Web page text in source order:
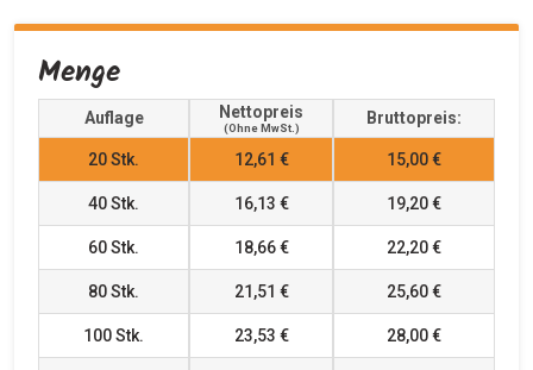
Menge
Auflage Nettopreis
(ohne MwSt.)
Bruttopreis:
20Stk. 12,61 € 15,00 €
40Stk. 16,13 € 19,20 €
60Stk. 18,66 € 22,20 €
80Stk. 21,51 € 25,60 €
100Stk. 23,53 € 28,00 €